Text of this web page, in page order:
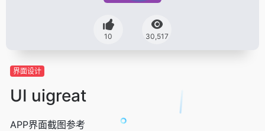
10 30,517
界面设计
UI uigreat
APP界面截图参考